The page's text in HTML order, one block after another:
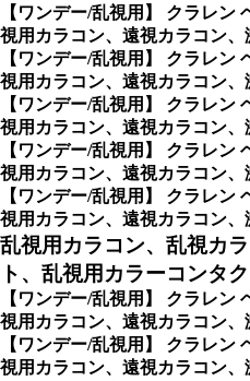
【ワンデー/乱視用】 クラレ
視用カラコン、遠視カラコン
【ワンデー/乱視用】 クラレ
視用カラコン、遠視カラコン
【ワンデー/乱視用】 クラレ
視用カラコン、遠視カラコン
【ワンデー/乱視用】 クラレ
視用カラコン、遠視カラコン
【ワンデー/乱視用】 クラレ
視用カラコン、遠視カラコン、
乱視用カラコン、乱視カ
ト、乱視用カラーコンタ
【ワンデー/乱視用】 クラレ
視用カラコン、遠視カラコン
【ワンデー/乱視用】 クラレ
視用カラコン、遠視カラコン